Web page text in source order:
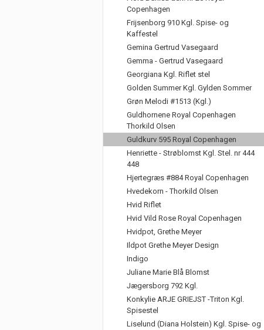
Copenhagen
Frijsenborg 910 Kgl. Spise- og
Kaffestel
Gemina Gertrud Vasegaard
Gemma - Gertrud Vasegaard
Georgiana Kgl. Riflet stel
Golden Summer Kgl. Gylden Sommer
Grøn Melodi #1513 (Kgl.)
Guldhornene Royal Copenhagen
Thorkild Olsen
Guldkurv 595 Royal Copenhagen
Henriette - Strøblomst Kgl. Stel. nr 444
448
Hjertegræs #884 Royal Copenhagen
Hvedekorn - Thorkild Olsen
Hvid Riflet
Hvid Vild Rose Royal Copenhagen
Hvidpot, Grethe Meyer
Ildpot Grethe Meyer Design
Indigo
Juliane Marie Blå Blomst
Jægersborg 792 Kgl.
Konkylie ARJE GRIEJST -Triton Kgl.
Spisestel
Liselund (Diana Holstein) Kgl. Spise- og